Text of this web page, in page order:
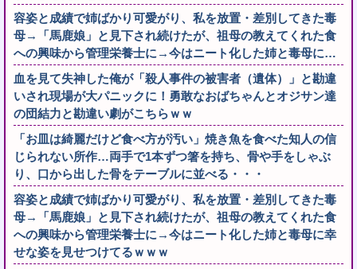
容姿と成績で姉ばかり可愛がり、私を放置・差別してきた毒
母→「馬鹿娘」と見下され続けたが、祖母の教えてくれた食
への興味から管理栄養士に→今はニート化した姉と毒母に…
血を見て失神した俺が「殺人事件の被害者（遺体）」と勘違
いされ現場が大パニックに！勇敢なおばちゃんとオジサン達
の団結力と勘違い劇がこちらｗｗ
「お皿は綺麗だけど食べ方が汚い」焼き魚を食べた知人の信
じられない所作…両手で1本ずつ箸を持ち、骨や手をしゃぶ
り、口から出した骨をテーブルに並べる・・・
容姿と成績で姉ばかり可愛がり、私を放置・差別してきた毒
母→「馬鹿娘」と見下され続けたが、祖母の教えてくれた食
への興味から管理栄養士に→今はニート化した姉と毒母に幸
せな姿を見せつけてるｗｗｗ